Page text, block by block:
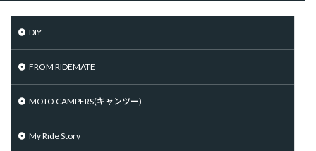
DIY
FROM RIDEMATE
MOTO CAMPERS(キャンツー)
My Ride Story